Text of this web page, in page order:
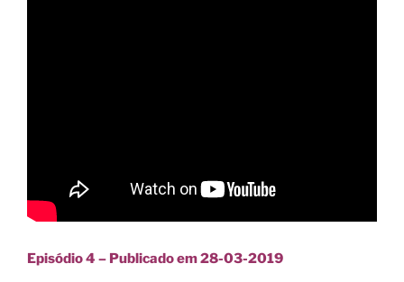
Episódio 4 – Publicado em 28-03-2019